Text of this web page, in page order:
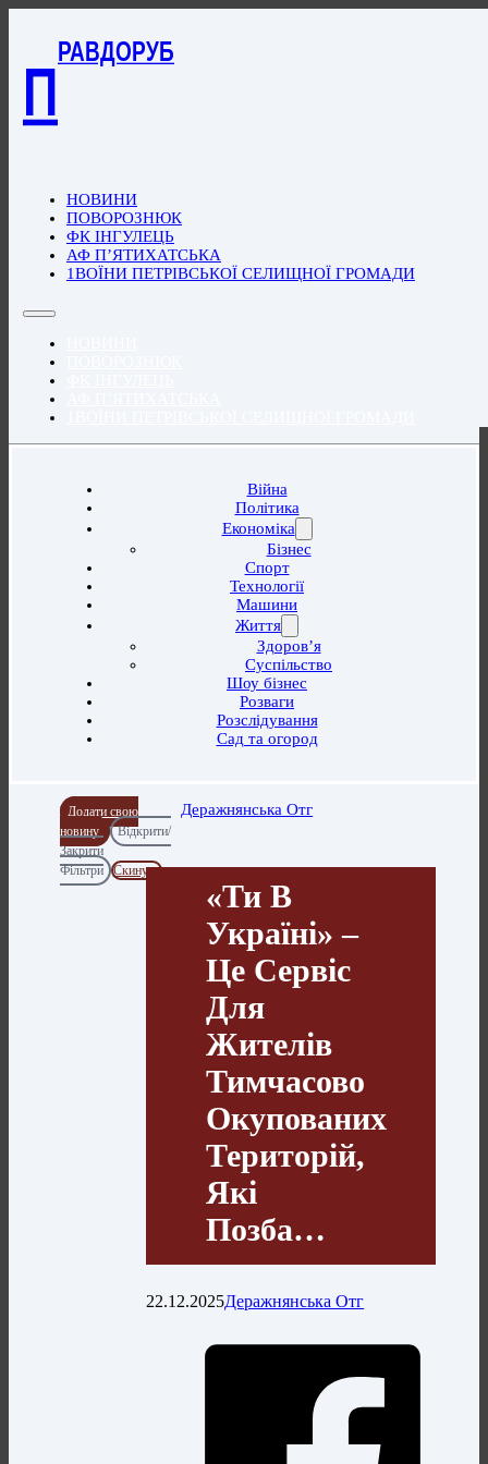
П
РАВДОРУБ
НОВИНИ
ПОВОРОЗНЮК
ФК ІНГУЛЕЦЬ
АФ П’ЯТИХАТСЬКА
1ВОЇНИ ПЕТРІВСЬКОЇ СЕЛИЩНОЇ ГРОМАДИ
Війна
Політика
Економіка
Бізнес
Спорт
Технології
Машини
Життя
Здоров’я
Суспільство
Шоу бізнес
Розваги
Розслідування
Сад та огород
Додати свою
новину
Відкрити/
Закрити
Фільтри
Скинути
Деражнянська Отг
«Ти В
Україні» –
Це Сервіс
Для
Жителів
Тимчасово
Окупованих
Територій,
Які
Позба…
22.12.2025Деражнянська Отг